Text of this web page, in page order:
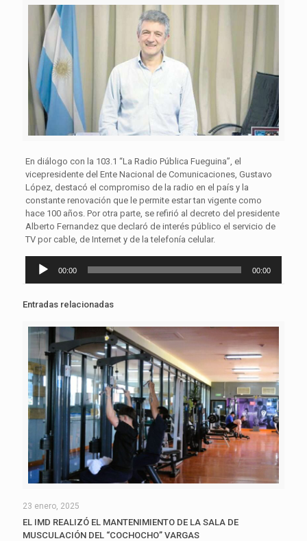
En diálogo con la 103.1 “La Radio Pública Fueguina”, el
vicepresidente del Ente Nacional de Comunicaciones, Gustavo
López, destacó el compromiso de la radio en el país y la
constante renovación que le permite estar tan vigente como
hace 100 años. Por otra parte, se refirió al decreto del presidente
Alberto Fernandez que declaró de interés público el servicio de
TV por cable, de Internet y de la telefonía celular.
Reproductor
00:00 00:00
Entradas relacionadas
23 enero, 2025
EL IMD REALIZÓ EL MANTENIMIENTO DE LA SALA DE
MUSCULACIÓN DEL “COCHOCHO” VARGAS